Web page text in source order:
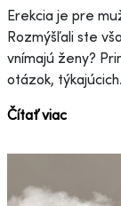
Erekcia je pre
Rozmýšľali ste
vnímajú ženy?
otázok,
Čítať viac